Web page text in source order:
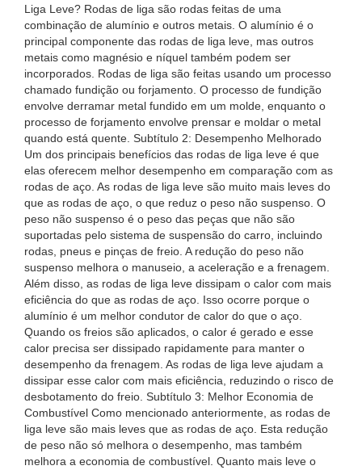
Liga Leve? Rodas de liga são rodas feitas de uma
combinação de alumínio e outros metais. O alumínio é o
principal componente das rodas de liga leve, mas outros
metais como magnésio e níquel também podem ser
incorporados. Rodas de liga são feitas usando um processo
chamado fundição ou forjamento. O processo de fundição
envolve derramar metal fundido em um molde, enquanto o
processo de forjamento envolve prensar e moldar o metal
quando está quente. Subtítulo 2: Desempenho Melhorado
Um dos principais benefícios das rodas de liga leve é ​​que
elas oferecem melhor desempenho em comparação com as
rodas de aço. As rodas de liga leve são muito mais leves do
que as rodas de aço, o que reduz o peso não suspenso. O
peso não suspenso é o peso das peças que não são
suportadas pelo sistema de suspensão do carro, incluindo
rodas, pneus e pinças de freio. A redução do peso não
suspenso melhora o manuseio, a aceleração e a frenagem.
Além disso, as rodas de liga leve dissipam o calor com mais
eficiência do que as rodas de aço. Isso ocorre porque o
alumínio é um melhor condutor de calor do que o aço.
Quando os freios são aplicados, o calor é gerado e esse
calor precisa ser dissipado rapidamente para manter o
desempenho da frenagem. As rodas de liga leve ajudam a
dissipar esse calor com mais eficiência, reduzindo o risco de
desbotamento do freio. Subtítulo 3: Melhor Economia de
Combustível Como mencionado anteriormente, as rodas de
liga leve são mais leves que as rodas de aço. Esta redução
de peso não só melhora o desempenho, mas também
melhora a economia de combustível. Quanto mais leve o